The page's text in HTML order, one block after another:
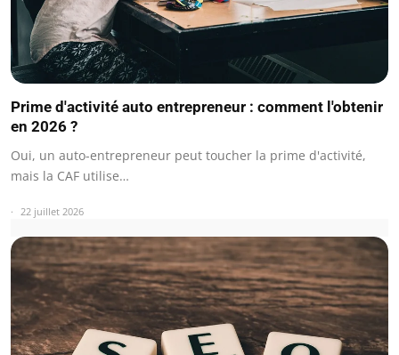
Prime d'activité auto entrepreneur : comment l'obtenir
en 2026 ?
Oui, un auto-entrepreneur peut toucher la prime d'activité,
mais la CAF utilise…
22 juillet 2026